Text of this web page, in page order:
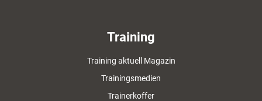
Training
Training aktuell Magazin
Trainingsmedien
Trainerkoffer